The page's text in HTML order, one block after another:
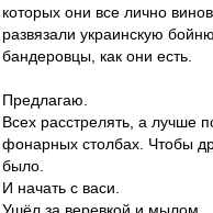
которых они все лично
развязали украинскую
бандеровцы, как они есть.
Предлагаю.
Всех расстрелять, а лучше
фонарных столбах. Чтобы
было.
И начать с васи.